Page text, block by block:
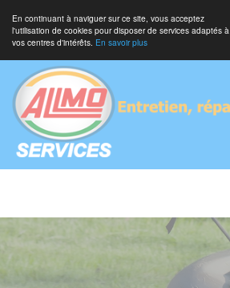
En continuant à naviguer sur ce site, vous acceptez
l'utilisation de cookies pour disposer de services adaptés à
vos centres d'intérêts. En savoir plus